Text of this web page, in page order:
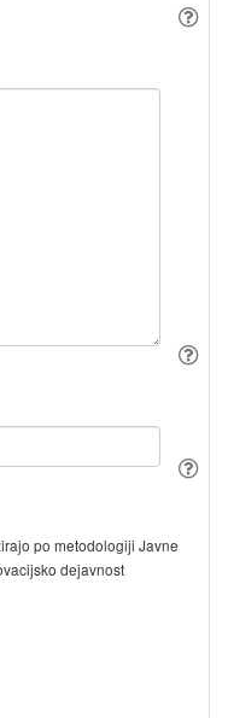
po metodologiji Javne
dejavnost